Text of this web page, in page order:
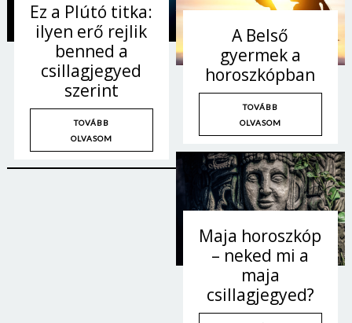
Ez a Plútó titka:
ilyen erő rejlik
benned a
csillagjegyed
szerint
TOVÁBB
OLVASOM
A Belső
gyermek a
horoszkópban
TOVÁBB
OLVASOM
Maja horoszkóp
– neked mi a
maja
csillagjegyed?